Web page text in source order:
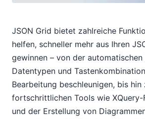
JSON Grid bietet zahlreiche
helfen, schneller mehr aus Ihren
gewinnen – von der
Datentypen und
Bearbeitung beschleunigen, bis
fortschrittlichen Tools wie XQuery-
und der Erstellung von